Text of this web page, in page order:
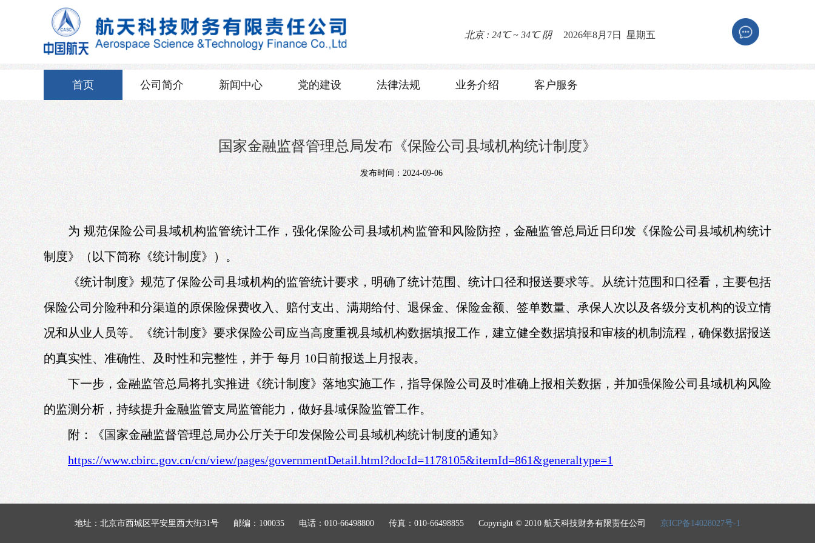
北京 : 24℃ ~ 34℃ 阴 2026年8月7日 星期五
首页 公司简介 新闻中心 党的建设 法律法规 业务介绍 客户服务
国家金融监督管理总局发布《保险公司县域机构统计制度》
发布时间： 2024-09-06
为 规范保险公司县域机构监管统计工作，强化保险公司县域机构监管和风险防控，金融监管总局近日印发《保险公司县域机构统计
制度》（以下简称《统计制度》）。
《统计制度》规范了保险公司县域机构的监管统计要求，明确了统计范围、统计口径和报送要求等。从统计范围和口径看，主要包括
保险公司分险种和分渠道的原保险保费收入、赔付支出、满期给付、退保金、保险金额、签单数量、承保人次以及各级分支机构的设立情
况和从业人员等。《统计制度》要求保险公司应当高度重视县域机构数据填报工作，建立健全数据填报和审核的机制流程，确保数据报送
的真实性、准确性、及时性和完整性，并于每月 10日前报送上月报表。
下一步，金融监管总局将扎实推进《统计制度》落地实施工作，指导保险公司及时准确上报相关数据，并加强保险公司县域机构风险
的监测分析，持续提升金融监管支局监管能力，做好县域保险监管工作。
附：《国家金融监督管理总局办公厅关于印发保险公司县域机构统计制度的通知》
https://www.cbirc.gov.cn/cn/view/pages/governmentDetail.html?docId=1178105&itemId=861&generaltype=1
地址：北京市西城区平安里西大街31号 邮编：100035 电话：010-66498800 传真：010-66498855 Copyright © 2010 航天科技财务有限责任公司 京ICP备14028027号-1